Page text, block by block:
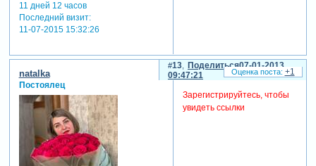
11 дней 12 часов
Последний визит:
11-07-2015 15:32:26
Поделиться
13
07-01-2013
09:47:21
natalka
Постоялец
Зарегистрируйтесь, чтобы
увидеть ссылки
+1